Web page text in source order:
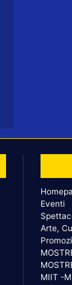
Eventi
Arte,
MIIT -